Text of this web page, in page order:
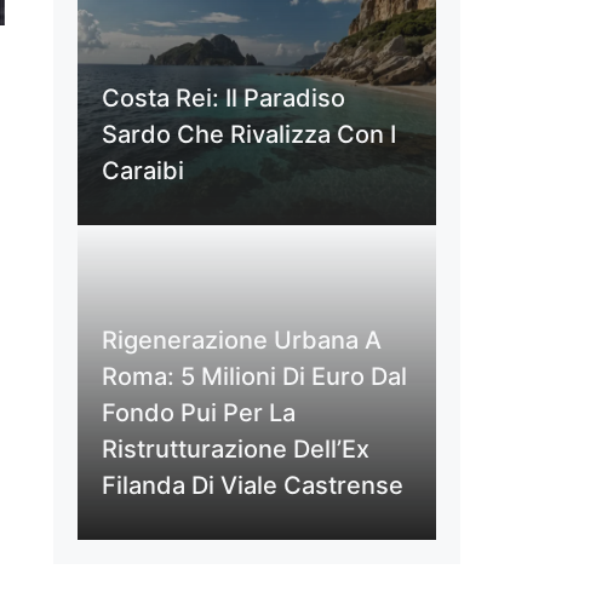
Costa Rei: Il Paradiso
Sardo Che Rivalizza Con I
Caraibi
Rigenerazione Urbana A
Roma: 5 Milioni Di Euro Dal
Fondo Pui Per La
Ristrutturazione Dell’Ex
Filanda Di Viale Castrense